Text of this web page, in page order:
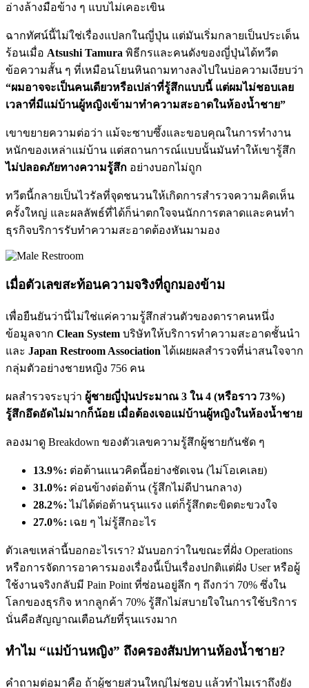
อ่างล้างมือข้าง ๆ แบบไม่เคอะเขิน
ฉากทัศน์นี้ไม่ใช่เรื่องแปลกในญี่ปุ่น แต่มันเริ่มกลายเป็นประเด็น
ร้อนเมื่อ Atsushi Tamura พิธีกรและคนดังของญี่ปุ่นได้ทวีต
ข้อความสั้น ๆ ที่เหมือนโยนหินถามทางลงไปในบ่อความเงียบว่า
“ผมอาจจะเป็นคนเดียวหรือเปล่าที่รู้สึกแบบนี้ แต่ผมไม่ชอบเลย
เวลาที่มีแม่บ้านผู้หญิงเข้ามาทำความสะอาดในห้องน้ำชาย”
เขาขยายความต่อว่า แม้จะซาบซึ้งและขอบคุณในการทำงาน
หนักของเหล่าแม่บ้าน แต่สถานการณ์แบบนั้นมันทำให้เขารู้สึก
ไม่ปลอดภัยทางความรู้สึก อย่างบอกไม่ถูก
ทวีตนี้กลายเป็นไวรัลที่จุดชนวนให้เกิดการสำรวจความคิดเห็น
ครั้งใหญ่ และผลลัพธ์ที่ได้ก็น่าตกใจจนนักการตลาดและคนทำ
ธุรกิจบริการรับทำความสะอาดต้องหันมามอง
เมื่อตัวเลขสะท้อนความจริงที่ถูกมองข้าม
เพื่อยืนยันว่านี่ไม่ใช่แค่ความรู้สึกส่วนตัวของดาราคนหนึ่ง
ข้อมูลจาก Clean System บริษัทให้บริการทำความสะอาดชั้นนำ
และ Japan Restroom Association ได้เผยผลสำรวจที่น่าสนใจจาก
กลุ่มตัวอย่างชายหญิง 756 คน
ผลสำรวจระบุว่า ผู้ชายญี่ปุ่นประมาณ 3 ใน 4 (หรือราว 73%)
รู้สึกอึดอัดไม่มากก็น้อย เมื่อต้องเจอแม่บ้านผู้หญิงในห้องน้ำชาย
ลองมาดู Breakdown ของตัวเลขความรู้สึกผู้ชายกันชัด ๆ
13.9%: ต่อต้านแนวคิดนี้อย่างชัดเจน (ไม่โอเคเลย)
31.0%: ค่อนข้างต่อต้าน (รู้สึกไม่ดีปานกลาง)
28.2%: ไม่ได้ต่อต้านรุนแรง แต่ก็รู้สึกตะขิดตะขวงใจ
27.0%: เฉย ๆ ไม่รู้สึกอะไร
ตัวเลขเหล่านี้บอกอะไรเรา? มันบอกว่าในขณะที่ฝั่ง Operations
หรือการจัดการอาคารมองเรื่องนี้เป็นเรื่องปกติแต่ฝั่ง User หรือผู้
ใช้งานจริงกลับมี Pain Point ที่ซ่อนอยู่ลึก ๆ ถึงกว่า 70% ซึ่งใน
โลกของธุรกิจ หากลูกค้า 70% รู้สึกไม่สบายใจในการใช้บริการ
นั่นคือสัญญาณเตือนภัยที่รุนแรงมาก
ทำไม “แม่บ้านหญิง” ถึงครองสัมปทานห้องน้ำชาย?
คำถามต่อมาคือ ถ้าผู้ชายส่วนใหญ่ไม่ชอบ แล้วทำไมเราถึงยัง